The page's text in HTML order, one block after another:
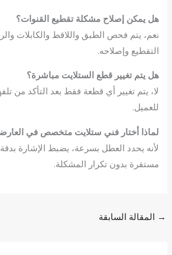
هل يمكن إصلاح مشكلة تقطيع القنوات؟
نعم، يتم فحص الطبق واللاقط والكابلات
التقطيع وإصلاحه.
هل يتم تغيير قطع الستلايت مباشرة؟
لا، يتم تغيير أي قطعة فقط بعد التأكد من
للعميل.
لماذا أختار فني ستلايت متخصص في
لأنه يحدد العطل بسرعة، يضبط الإشارة
مستقرة بدون تكرار المشكلة.
→ المقالة السابقة